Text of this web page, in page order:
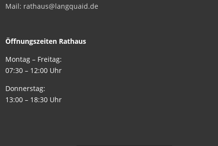
Mail: rathaus@langquaid.de
Öffnungszeiten Rathaus
Montag – Freitag:
07:30 – 12:00 Uhr
Donnerstag:
13:00 – 18:30 Uhr